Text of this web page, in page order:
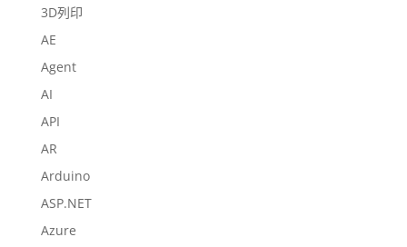
3D列印
AE
Agent
AI
API
AR
Arduino
ASP.NET
Azure